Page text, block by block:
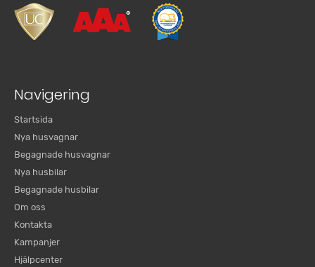
Navigering
Startsida
Nya husvagnar
Begagnade husvagnar
Nya husbilar
Begagnade husbilar
Om oss
Kontakta
Kampanjer
Hjälpcenter